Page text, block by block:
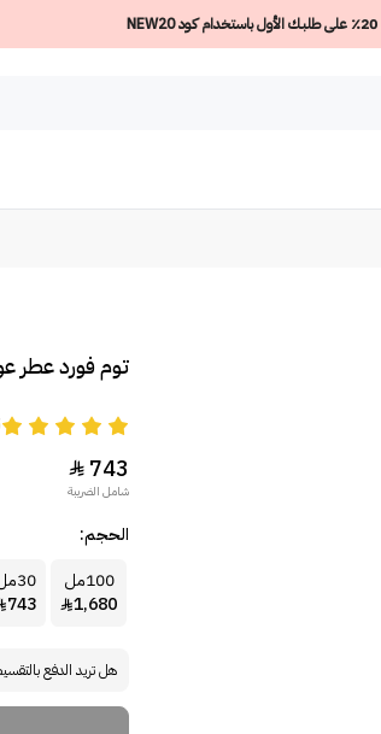
توم فورد عطر
743

شامل الضريبة
الحجم:
100مل
1,680

30مل
743
هل تريد الدفع